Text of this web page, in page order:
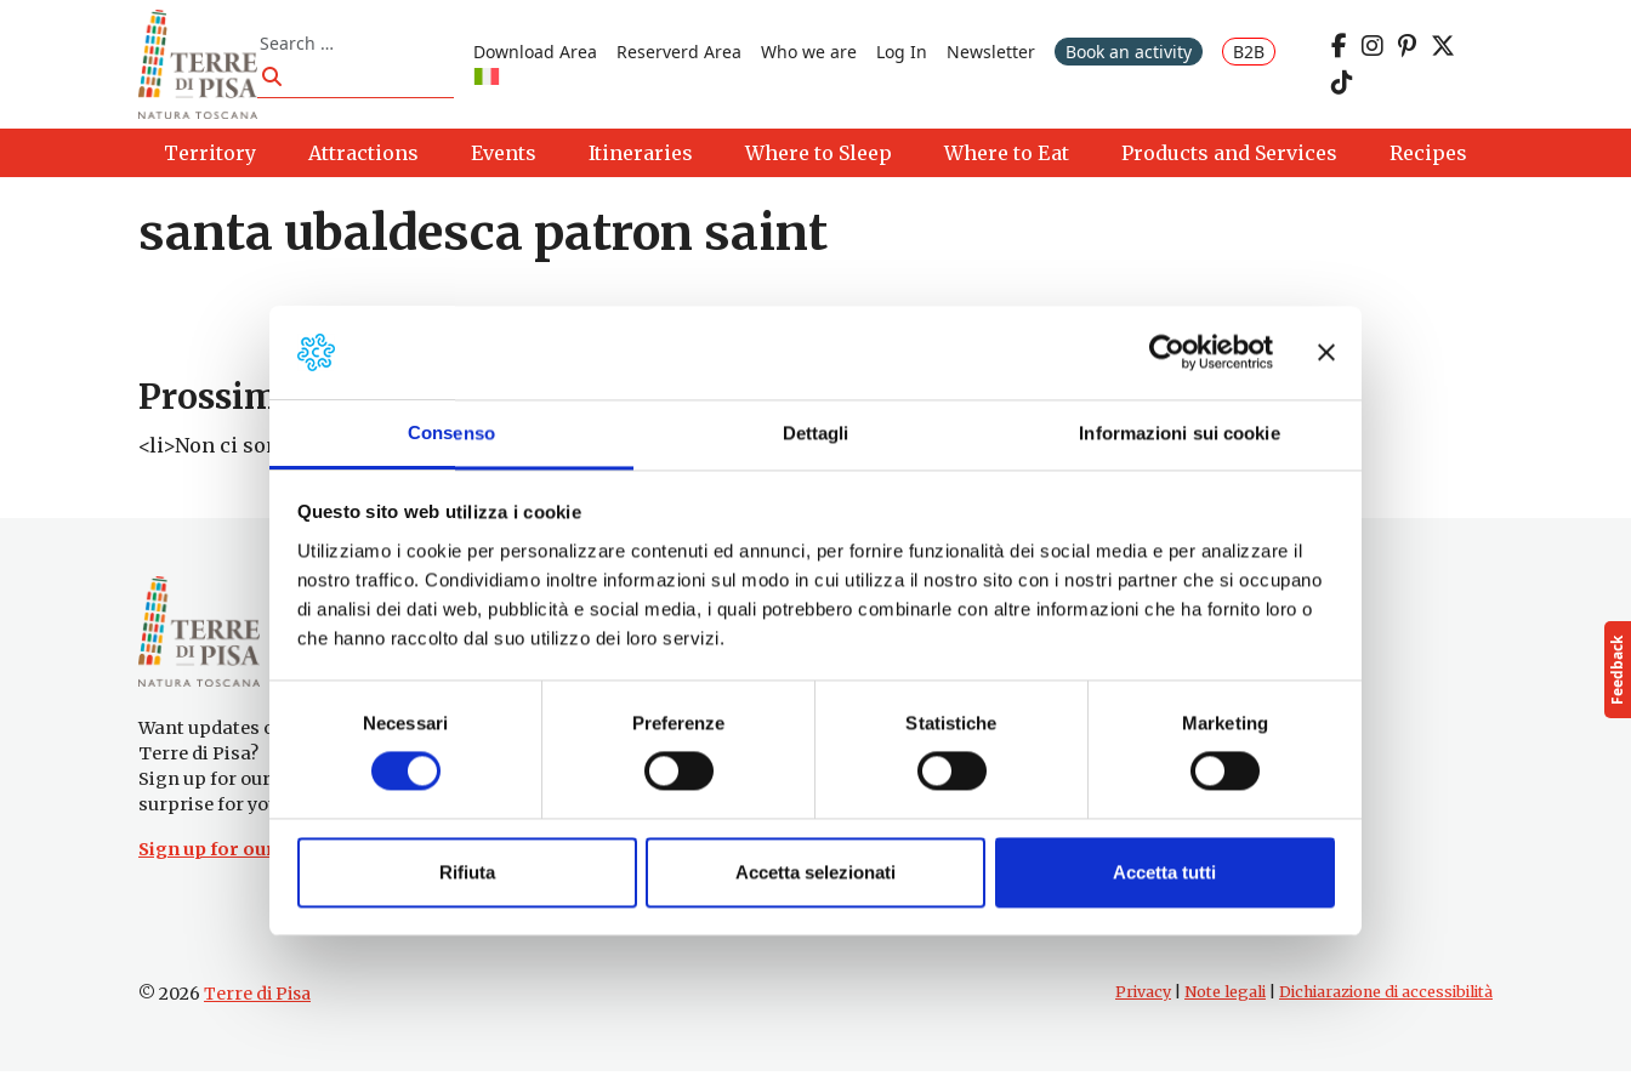
Consenso Dettagli Informazioni sui cookie
Questo sito web utilizza i cookie
Utilizziamo i cookie per personalizzare contenuti ed annunci, per fornire funzionalità dei social media e per analizzare il
nostro traffico. Condividiamo inoltre informazioni sul modo in cui utilizza il nostro sito con i nostri partner che si occupano
di analisi dei dati web, pubblicità e social media, i quali potrebbero combinarle con altre informazioni che ha fornito loro o
che hanno raccolto dal suo utilizzo dei loro servizi.
del
Necessari Preferenze Statistiche Marketing
Rifiuta Accetta selezionati Accetta tutti
Search
Search
Download Area Reserverd Area Who we are Log In Newsletter Book an activity B2B
Territory Attractions Events Itineraries Where to Sleep Where to Eat Products and Services Recipes
santa ubaldesca patron saint
Prossimi eventi
<li>Non ci sono eventi con questo tag</li>
Want updates on what to do and see in the
Terre di Pisa?
Sign up for our newsletter! An immediate
surprise for you!
Sign up for our Newsletter!
Information
Promotion and Development Service
Internationalisation, Tourism and
turismo@tno.camcom.it
Experiences
Territory
Events
Who we are
Press & media
Follow us
© 2026 Terre di Pisa Privacy| Note legali Dichiarazione di accessibilità